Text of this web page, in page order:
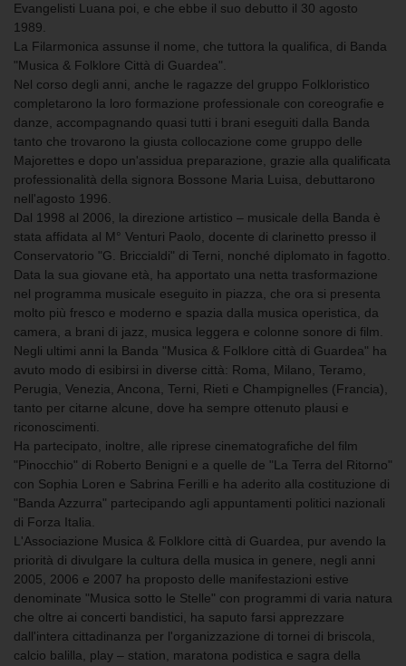
Evangelisti Luana poi, e che ebbe il suo debutto il 30 agosto
1989.
La Filarmonica assunse il nome, che tuttora la qualifica, di Banda
"Musica & Folklore Città di Guardea".
Nel corso degli anni, anche le ragazze del gruppo Folkloristico
completarono la loro formazione professionale con coreografie e
danze, accompagnando quasi tutti i brani eseguiti dalla Banda
tanto che trovarono la giusta collocazione come gruppo delle
Majorettes e dopo un'assidua preparazione, grazie alla qualificata
professionalità della signora Bossone Maria Luisa, debuttarono
nell'agosto 1996.
Dal 1998 al 2006, la direzione artistico – musicale della Banda è
stata affidata al M° Venturi Paolo, docente di clarinetto presso il
Conservatorio "G. Briccialdi" di Terni, nonché diplomato in fagotto.
Data la sua giovane età, ha apportato una netta trasformazione
nel programma musicale eseguito in piazza, che ora si presenta
molto più fresco e moderno e spazia dalla musica operistica, da
camera, a brani di jazz, musica leggera e colonne sonore di film.
Negli ultimi anni la Banda "Musica & Folklore città di Guardea" ha
avuto modo di esibirsi in diverse città: Roma, Milano, Teramo,
Perugia, Venezia, Ancona, Terni, Rieti e Champignelles (Francia),
tanto per citarne alcune, dove ha sempre ottenuto plausi e
riconoscimenti.
Ha partecipato, inoltre, alle riprese cinematografiche del film
"Pinocchio" di Roberto Benigni e a quelle de "La Terra del Ritorno"
con Sophia Loren e Sabrina Ferilli e ha aderito alla costituzione di
"Banda Azzurra" partecipando agli appuntamenti politici nazionali
di Forza Italia.
L'Associazione Musica & Folklore città di Guardea, pur avendo la
priorità di divulgare la cultura della musica in genere, negli anni
2005, 2006 e 2007 ha proposto delle manifestazioni estive
denominate "Musica sotto le Stelle" con programmi di varia natura
che oltre ai concerti bandistici, ha saputo farsi apprezzare
dall'intera cittadinanza per l'organizzazione di tornei di briscola,
calcio balilla, play – station, maratona podistica e sagra della